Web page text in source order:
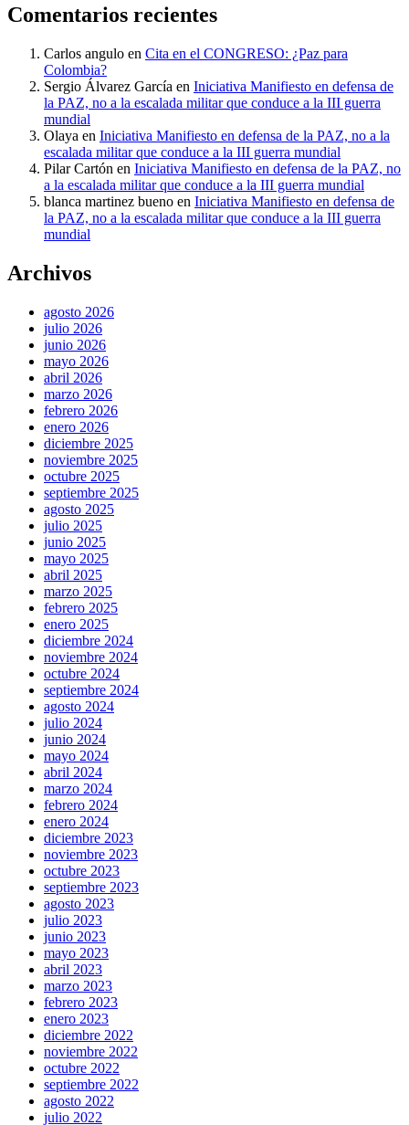
Comentarios recientes
Carlos angulo en Cita en el CONGRESO: ¿Paz para
Colombia?
Sergio Álvarez García en Iniciativa Manifiesto en defensa de
la PAZ, no a la escalada militar que conduce a la III guerra
mundial
Olaya en Iniciativa Manifiesto en defensa de la PAZ, no a la
escalada militar que conduce a la III guerra mundial
Pilar Cartón en Iniciativa Manifiesto en defensa de la PAZ, no
a la escalada militar que conduce a la III guerra mundial
blanca martinez bueno en Iniciativa Manifiesto en defensa de
la PAZ, no a la escalada militar que conduce a la III guerra
mundial
Archivos
agosto 2026
julio 2026
junio 2026
mayo 2026
abril 2026
marzo 2026
febrero 2026
enero 2026
diciembre 2025
noviembre 2025
octubre 2025
septiembre 2025
agosto 2025
julio 2025
junio 2025
mayo 2025
abril 2025
marzo 2025
febrero 2025
enero 2025
diciembre 2024
noviembre 2024
octubre 2024
septiembre 2024
agosto 2024
julio 2024
junio 2024
mayo 2024
abril 2024
marzo 2024
febrero 2024
enero 2024
diciembre 2023
noviembre 2023
octubre 2023
septiembre 2023
agosto 2023
julio 2023
junio 2023
mayo 2023
abril 2023
marzo 2023
febrero 2023
enero 2023
diciembre 2022
noviembre 2022
octubre 2022
septiembre 2022
agosto 2022
julio 2022